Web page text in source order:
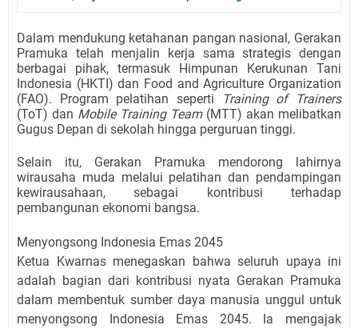
Dalam mendukung ketahanan pangan nasional, Gerakan
Pramuka telah menjalin kerja sama strategis dengan
berbagai pihak, termasuk Himpunan Kerukunan Tani
Indonesia (HKTI) dan Food and Agriculture Organization
(FAO). Program pelatihan seperti
Training of Trainers
(ToT) dan Mobile Training Team(MTT) akan melibatkan
Gugus Depan di sekolah hingga perguruan tinggi.
Selain itu, Gerakan Pramuka mendorong lahirnya
wirausaha muda melalui pelatihan dan pendampingan
kewirausahaan, sebagai kontribusi terhadap
pembangunan ekonomi bangsa.
Menyongsong Indonesia Emas 2045
Ketua Kwarnas menegaskan bahwa seluruh upaya ini
adalah bagian dari kontribusi nyata Gerakan Pramuka
dalam membentuk sumber daya manusia unggul untuk
menyongsong Indonesia Emas 2045. Ia mengajak